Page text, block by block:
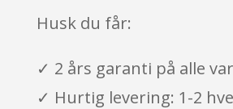
Husk du får:
✓ 2 års garanti på alle
✓ Hurtig levering: 1-2